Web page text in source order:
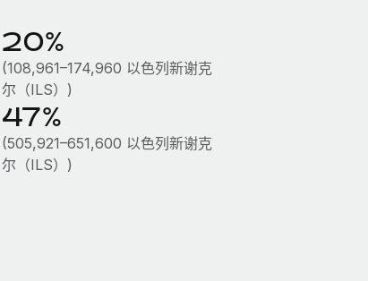
20%
(108,961–174,960 以色列新谢克
尔（ILS）)
47%
(505,921–651,600 以色列新谢克
尔（ILS）)